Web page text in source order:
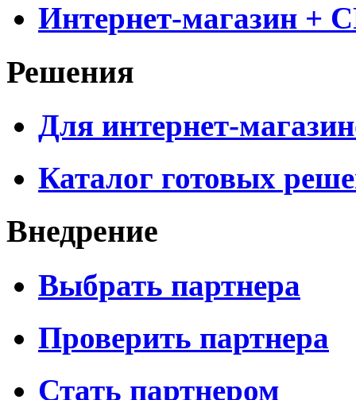
Интернет-магазин +
Решения
Для интернет-
Каталог готовых
Внедрение
Выбрать партнера
Проверить партнера
Стать партнером